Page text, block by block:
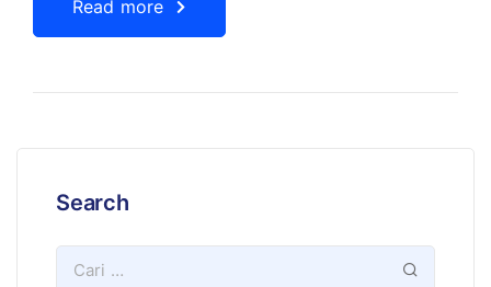
Read more
Search